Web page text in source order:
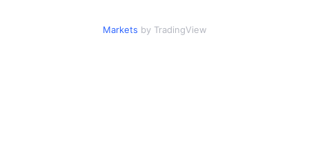
Markets by TradingView